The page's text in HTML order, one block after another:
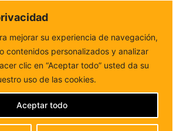
mejorar su experiencia de navegación,
contenidos personalizados y analizar
clic en “Aceptar todo” usted da su
uso de las cookies.
Aceptar todo
FM
de forma cercana
Puerto del Rosario refuerza el
mejoras en el albergue...
ROSARIO
EL
ANIMAL